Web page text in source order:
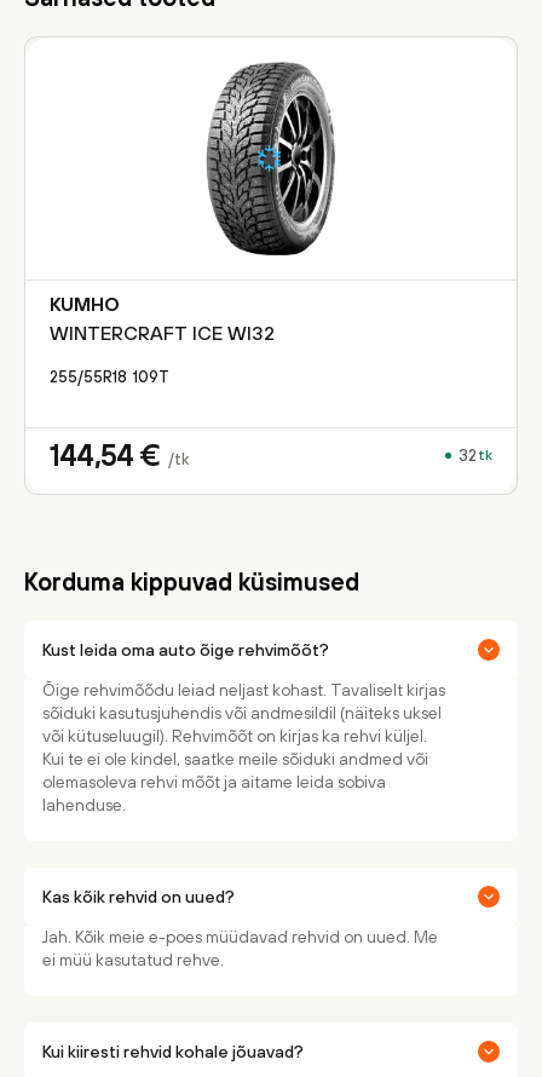
KUMHO
WINTERCRAFT ICE WI32
255/55R18 109T
144,54 € /tk 32 tk
Korduma kippuvad küsimused
Kust leida oma auto õige rehvimõõt?
Õige rehvimõõdu leiad neljast kohast. Tavaliselt kirjas
sõiduki kasutusjuhendis või andmesildil (näiteks uksel
või kütuseluugil). Rehvimõõt on kirjas ka rehvi küljel.
Kui te ei ole kindel, saatke meile sõiduki andmed või
olemasoleva rehvi mõõt ja aitame leida sobiva
lahenduse.
Kas kõik rehvid on uued?
Jah. Kõik meie e-poes müüdavad rehvid on uued. Me
ei müü kasutatud rehve.
Kui kiiresti rehvid kohale jõuavad?